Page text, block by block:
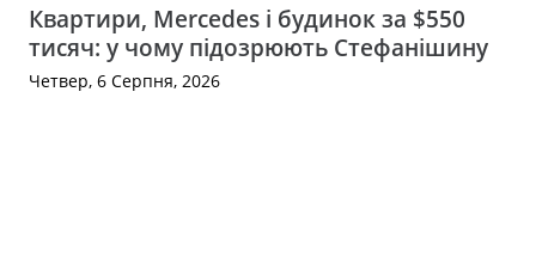
Квартири, Mercedes і будинок за $550
тисяч: у чому підозрюють Стефанішину
Четвер, 6 Серпня, 2026